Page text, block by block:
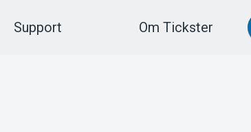
Support Om Tickster